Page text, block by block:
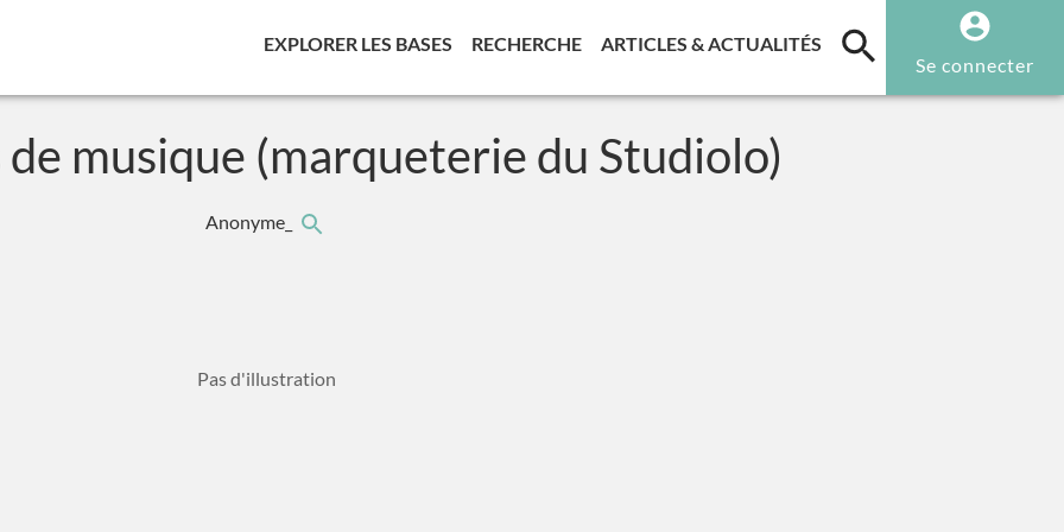
EXPLORER LES BASES (CURRENT)
RECHERCHE(CURRENT)
ARTICLES & ACTUALITÉS (CURRENT)
Se connecter
musique (marqueterie du Studiolo)
Anonyme_
Pas d'illustration